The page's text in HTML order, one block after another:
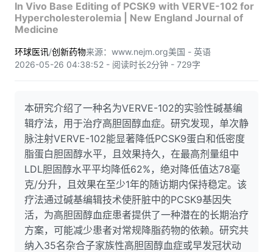
In Vivo Base Editing of PCSK9 with VERVE-102 for
Hypercholesterolemia | New England Journal of
Medicine
环球医讯/创新药物来源：www.nejm.org美国 - 英语
2026-05-26 04:38:52 - 阅读时长2分钟 - 729字
本研究介绍了一种名为VERVE-102的实验性碱基编
辑疗法，用于治疗高胆固醇血症。研究发现，单次静
脉注射VERVE-102能显著降低PCSK9蛋白和低密度
脂蛋白胆固醇水平，且效果持久，在最高剂量组中
LDL胆固醇水平平均降低62%，绝对降低值达78毫
克/分升，且效果在至少1年的随访期内保持稳定。该
疗法通过碱基编辑技术使肝脏中的PCSK9基因失
活，为高胆固醇血症患者提供了一种潜在的长期治疗
方案，可能减少患者对常规降脂药物的依赖。研究共
纳入35名杂合子家族性高胆固醇血症或早发冠状动